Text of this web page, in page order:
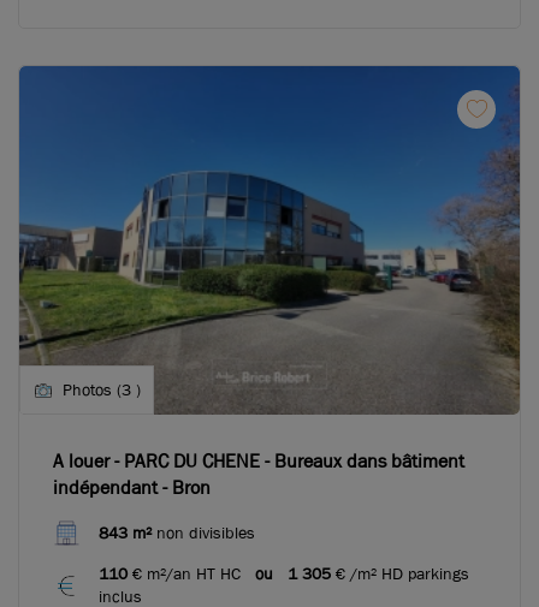
Photos (3 )
A louer - PARC DU CHENE - Bureaux dans bâtiment
indépendant - Bron
843 m²non divisibles
110 € m²/an HT HC ou 1 305 € /m² HD parkings
inclus